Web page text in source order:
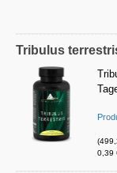
Tribulus
0,39